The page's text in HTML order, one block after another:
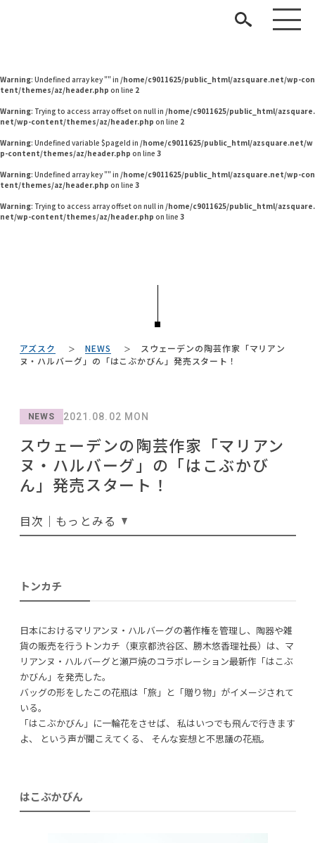
/home/c9011625/public_html/azsquare.net/w
Warning: Undefined array key "" in /home/c9011625/public_html/azsquare.net/wp-con
tent/themes/az/header.php on line 2
Warning: Trying to access array offset on null in /home/c9011625/public_html/azsquare.
net/wp-content/themes/az/header.php on line 2
Warning: Undefined variable $pageId in /home/c9011625/public_html/azsquare.net/w
p-content/themes/az/header.php on line 3
Warning: Undefined array key "" in /home/c9011625/public_html/azsquare.net/wp-con
tent/themes/az/header.php on line 3
Warning: Trying to access array offset on null in /home/c9011625/public_html/azsquare.
net/wp-content/themes/az/header.php on line 3
TAG LIST
#フェリシモ
#コメリ
#2022 秋ドラマ
#ソファ#岡崎製材#テーブル
#サステナブル#岸井ゆきの#DINOS CORPORATION
#インテリアの法則#材木屋のおやじとせがれ
#良品計画#IKEA#アダル#家具#田中みな実#コクヨ
#2022 夏ドラマ
CLOSE
利用規約 プライバシーポリシー
COPYRIGHT © AZSQUARE. ALL RIGHTS RESERVED
見つける
楽しむ
NEWS
ABOUT
アズスク NEWS
スウェーデンの陶芸作家「マリアン
ヌ・ハルバーグ」の「はこぶかびん」発売スタート！
NEWS 2021.08.02 MON
スウェーデンの陶芸作家「マリアン
ヌ・ハルバーグ」の「はこぶかび
ん」発売スタート！
目次｜もっとみる
トンカチ
日本におけるマリアンヌ・ハルバーグの著作権を管理し、陶器や雑
貨の販売を行うトンカチ（東京都渋谷区、勝木悠香理社長）は、マ
リアンヌ・ハルバーグと瀬戸焼のコラボレーション最新作「はこぶ
かびん」を発売した。
バッグの形をしたこの花瓶は「旅」と「贈り物」がイメージされて
いる。
「はこぶかびん」に一輪花をさせば、 私はいつでも飛んで行きます
よ、 という声が聞こえてくる、 そんな妄想と不思議の花瓶。
はこぶかびん